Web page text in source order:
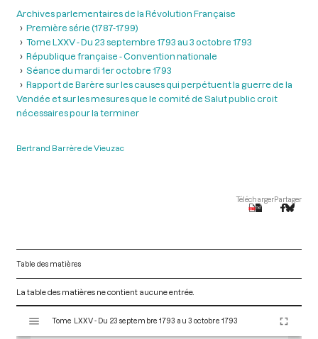
Archives parlementaires de la Révolution Française
Première série (1787-1799)
Tome LXXV - Du 23 septembre 1793 au 3 octobre 1793
République française - Convention nationale
Séance du mardi 1er octobre 1793
Rapport de Barère sur les causes qui perpétuent la guerre de la
Vendée et sur les mesures que le comité de Salut public croit
nécessaires pour la terminer
Bertrand Barrère de Vieuzac
TéléchargerPartager
Table des matières
La table des matières ne contient aucune entrée.
Tome LXXV - Du 23 septembre 1793 au 3 octobre 1793